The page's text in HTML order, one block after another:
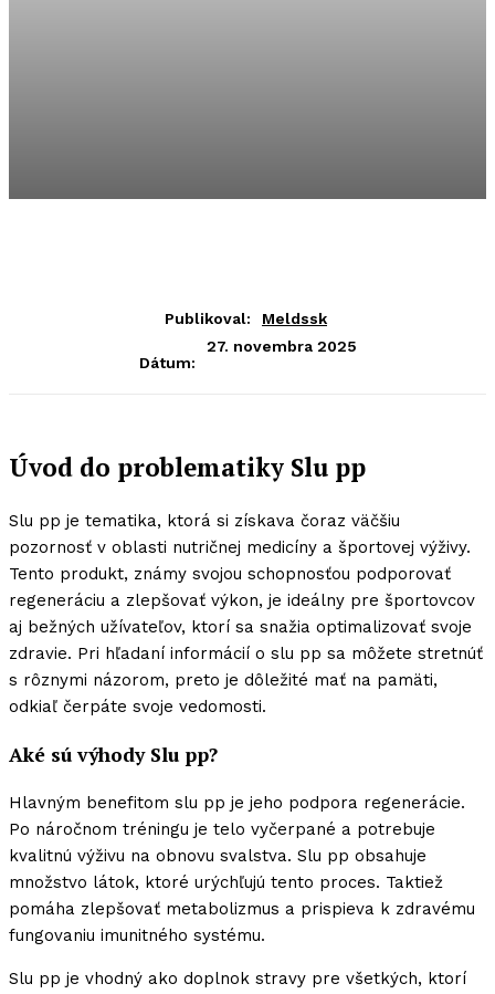
Publikoval: Meldssk
Dátum:
27. novembra 2025
Úvod do problematiky Slu pp
Slu pp je tematika, ktorá si získava čoraz väčšiu
pozornosť v oblasti nutričnej medicíny a športovej výživy.
Tento produkt, známy svojou schopnosťou podporovať
regeneráciu a zlepšovať výkon, je ideálny pre športovcov
aj bežných užívateľov, ktorí sa snažia optimalizovať svoje
zdravie. Pri hľadaní informácií o slu pp sa môžete stretnúť
s rôznymi názorom, preto je dôležité mať na pamäti,
odkiaľ čerpáte svoje vedomosti.
Aké sú výhody Slu pp?
Hlavným benefitom slu pp je jeho podpora regenerácie.
Po náročnom tréningu je telo vyčerpané a potrebuje
kvalitnú výživu na obnovu svalstva. Slu pp obsahuje
množstvo látok, ktoré urýchľujú tento proces. Taktiež
pomáha zlepšovať metabolizmus a prispieva k zdravému
fungovaniu imunitného systému.
Slu pp je vhodný ako doplnok stravy pre všetkých, ktorí